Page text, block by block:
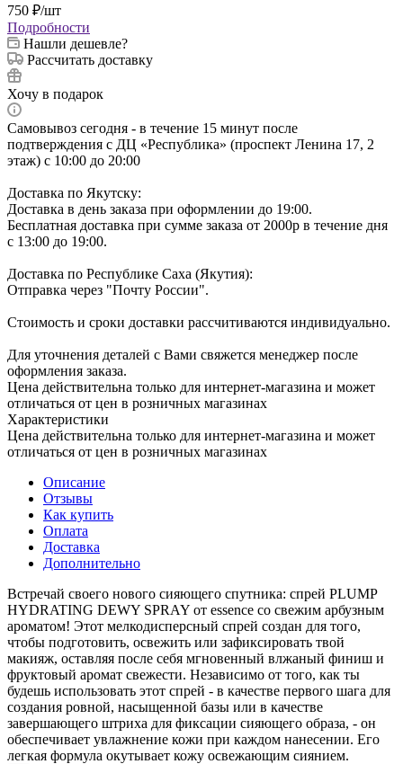
750 ₽/шт
Подробности
Нашли дешевле?
Рассчитать доставку
Хочу в подарок
Самовывоз сегодня - в течение 15 минут после
подтверждения с ДЦ «Республика» (проспект Ленина 17, 2
этаж) с 10:00 до 20:00
Доставка по Якутску:
Доставка в день заказа при оформлении до 19:00.
Бесплатная доставка при сумме заказа от 2000р в течение дня
с 13:00 до 19:00.
Доставка по Республике Саха (Якутия):
Отправка через "Почту России".
Стоимость и сроки доставки рассчитиваются индивидуально.
Для уточнения деталей с Вами свяжется менеджер после
оформления заказа.
Цена действительна только для интернет-магазина и может
отличаться от цен в розничных магазинах
Характеристики
Цена действительна только для интернет-магазина и может
отличаться от цен в розничных магазинах
Описание
Отзывы
Как купить
Оплата
Доставка
Дополнительно
Встречай своего нового сияющего спутника: спрей PLUMP
HYDRATING DEWY SPRAY от essence со свежим арбузным
ароматом! Этот мелкодисперсный спрей создан для того,
чтобы подготовить, освежить или зафиксировать твой
макияж, оставляя после себя мгновенный влжаный финиш и
фруктовый аромат свежести. Независимо от того, как ты
будешь использовать этот спрей - в качестве первого шага для
создания ровной, насыщенной базы или в качестве
завершающего штриха для фиксации сияющего образа, - он
обеспечивает увлажнение кожи при каждом нанесении. Его
легкая формула окутывает кожу освежающим сиянием.